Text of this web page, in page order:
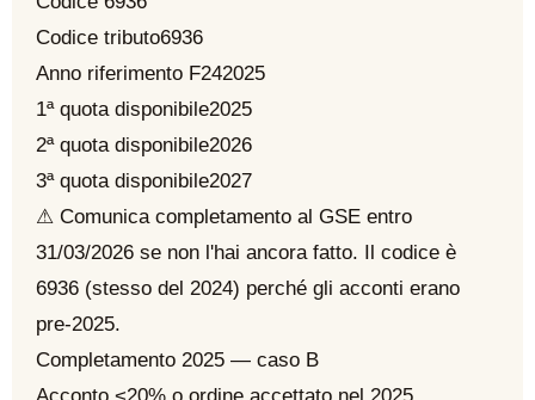
Codice tributo6936
Anno riferimento F242025
1ª quota disponibile2025
2ª quota disponibile2026
3ª quota disponibile2027
⚠ Comunica completamento al GSE entro
31/03/2026 se non l'hai ancora fatto. Il codice è
6936 (stesso del 2024) perché gli acconti erano
pre-2025.
Completamento 2025 — caso B